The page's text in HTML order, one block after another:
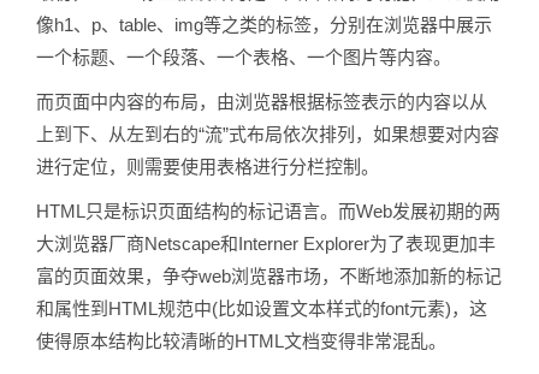
像h1、p、table、img等之类的标签，分别在浏览器中展示
一个标题、一个段落、一个表格、一个图片等内容。
而页面中内容的布局，由浏览器根据标签表示的内容以从
上到下、从左到右的“流”式布局依次排列，如果想要对内容
进行定位，则需要使用表格进行分栏控制。
HTML只是标识页面结构的标记语言。而Web发展初期的两
大浏览器厂商Netscape和Interner Explorer为了表现更加丰
富的页面效果，争夺web浏览器市场，不断地添加新的标记
和属性到HTML规范中(比如设置文本样式的font元素)，这
使得原本结构比较清晰的HTML文档变得非常混乱。